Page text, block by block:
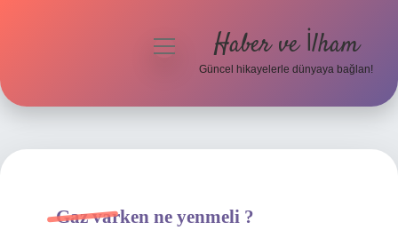
Hakkımızda
menüyü
Haber ve İlham
Güncel hikayelerle dünyaya bağlan!
Gaz varken ne yenmeli ?